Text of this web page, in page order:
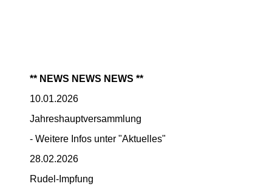
** NEWS NEWS NEWS **
10.01.2026
Jahreshauptversammlung
- Weitere Infos unter "Aktuelles"
28.02.2026
Rudel-Impfung